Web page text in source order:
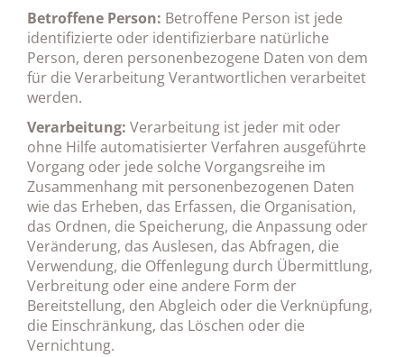
Betroffene Person: Betroffene Person ist jede
identifizierte oder identifizierbare natürliche
Person, deren personenbezogene Daten von dem
für die Verarbeitung Verantwortlichen verarbeitet
werden.
Verarbeitung: Verarbeitung ist jeder mit oder
ohne Hilfe automatisierter Verfahren ausgeführte
Vorgang oder jede solche Vorgangsreihe im
Zusammenhang mit personenbezogenen Daten
wie das Erheben, das Erfassen, die Organisation,
das Ordnen, die Speicherung, die Anpassung oder
Veränderung, das Auslesen, das Abfragen, die
Verwendung, die Offenlegung durch Übermittlung,
Verbreitung oder eine andere Form der
Bereitstellung, den Abgleich oder die Verknüpfung,
die Einschränkung, das Löschen oder die
Vernichtung.